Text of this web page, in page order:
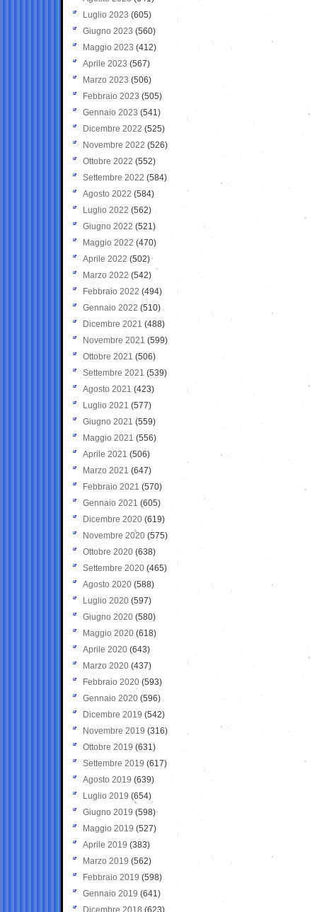
Luglio 2023 (605)
Giugno 2023 (560)
Maggio 2023 (412)
Aprile 2023 (567)
Marzo 2023 (506)
Febbraio 2023 (505)
Gennaio 2023 (541)
Dicembre 2022 (525)
Novembre 2022 (526)
Ottobre 2022 (552)
Settembre 2022 (584)
Agosto 2022 (584)
Luglio 2022 (562)
Giugno 2022 (521)
Maggio 2022 (470)
Aprile 2022 (502)
Marzo 2022 (542)
Febbraio 2022 (494)
Gennaio 2022 (510)
Dicembre 2021 (488)
Novembre 2021 (599)
Ottobre 2021 (506)
Settembre 2021 (539)
Agosto 2021 (423)
Luglio 2021 (577)
Giugno 2021(559)
Maggio 2021 (556)
Aprile 2021 (506)
Marzo 2021 (647)
Febbraio 2021 (570)
Gennaio 2021 (605)
Dicembre 2020 (619)
Novembre 2020 (575)
Ottobre 2020 (638)
Settembre 2020(465)
Agosto 2020 (588)
Luglio 2020 (597)
Giugno 2020 (580)
Maggio 2020 (618)
Aprile 2020 (643)
Marzo 2020 (437)
Febbraio 2020 (593)
Gennaio 2020 (596)
Dicembre 2019 (542)
Novembre 2019 (316)
Ottobre 2019 (631)
Settembre 2019 (617)
Agosto 2019 (639)
Luglio 2019 (654)
Giugno 2019 (598)
Maggio 2019 (527)
Aprile 2019 (383)
Marzo 2019 (562)
Febbraio 2019 (598)
Gennaio 2019 (641)
Dicembre 2018 (623)